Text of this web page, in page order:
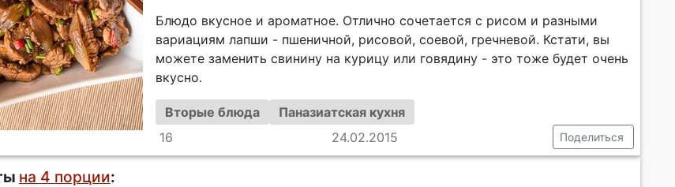
Блюдо вкусное и ароматное. Отлично сочетается с рисом и разными
вариациям лапши - пшеничной, рисовой, соевой, гречневой. Кстати, вы
можете заменить свинину на курицу или говядину - это тоже будет очень
вкусно.
Вторые блюда
Паназиатская кухня
16
24.02.2015 Поделиться
на 4 порции: